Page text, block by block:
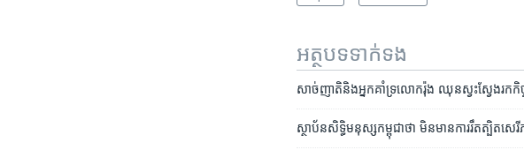
អត្ថបទ​ទាក់ទង
សាច់ញាតិ​និង​អ្នក​គាំទ្រ​លោក​រ៉ុង ឈុន​ស្វះស្វែង​រក​កិច្
ស្ថាប័ន​សិទ្ធិ​មនុស្ស​កម្ពុជា​ថា​ មិន​មាន​ការ​រឹតត្បិត​សេ